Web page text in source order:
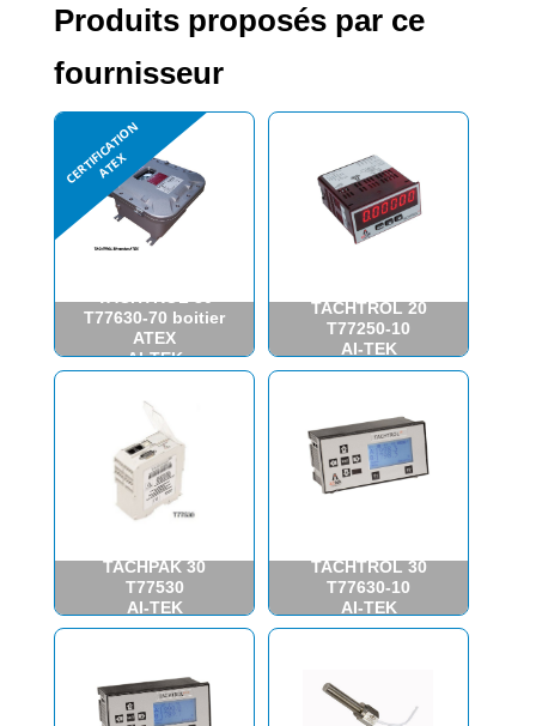
Produits proposés par ce
fournisseur
TACHTROL 30
T77630-70 boitier
ATEX
AI-TEK
TACHTROL 20
T77250-10
AI-TEK
INSTRUMENTS
TACHPAK 30
T77530
AI-TEK
INSTRUMENTS
TACHTROL 30
T77630-10
AI-TEK
INSTRUMENTS